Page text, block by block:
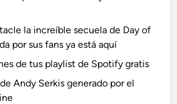
la increíble secuela de Day of
por sus fans ya está aquí
de tus playlist de Spotify gratis
Andy Serkis generado por el